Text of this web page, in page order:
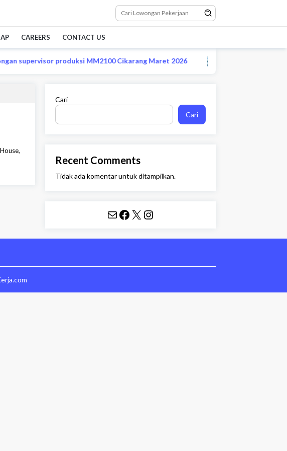
CAREERS CONTACT US
supervisor produksi MM2100 Cikarang Maret 2026 Lowongan CS remote
Cari
Cari
Recent Comments
Tidak ada komentar untuk ditampilkan.
Mail Facebook X Instagram